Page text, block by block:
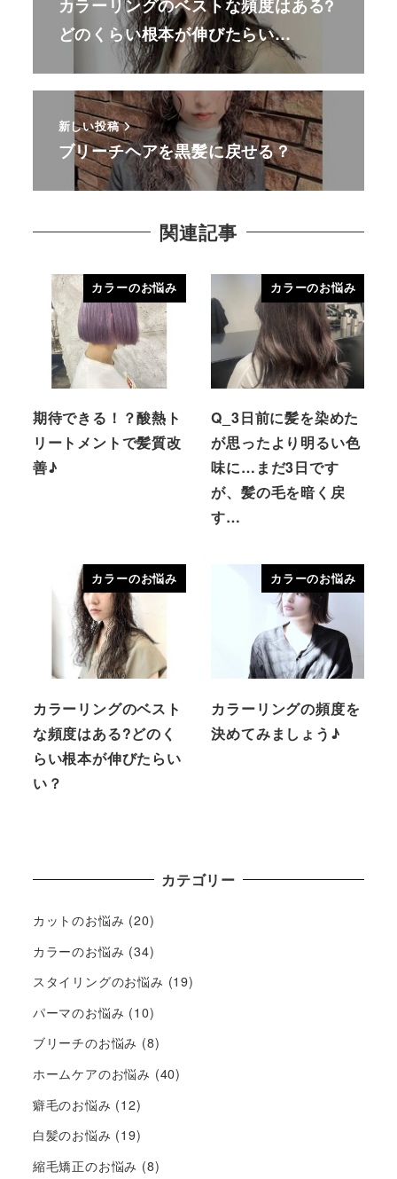
カラーリングのベストな頻度はある?
どのくらい根本が伸びたらい…
新しい投稿
ブリーチヘアを黒髪に戻せる？
関連記事
カラーのお悩み
期待できる！？酸熱ト
リートメントで髪質改
善♪
カラーのお悩み
Q_3日前に髪を染めた
が思ったより明るい色
味に…まだ3日です
が、髪の毛を暗く戻
す…
カラーのお悩み
カラーリングのベスト
な頻度はある?どのく
らい根本が伸びたらい
い？
カラーのお悩み
カラーリングの頻度を
決めてみましょう♪
カテゴリー
カットのお悩み (20)
カラーのお悩み (34)
スタイリングのお悩み (19)
パーマのお悩み (10)
ブリーチのお悩み (8)
ホームケアのお悩み (40)
癖毛のお悩み (12)
白髪のお悩み (19)
縮毛矯正のお悩み (8)